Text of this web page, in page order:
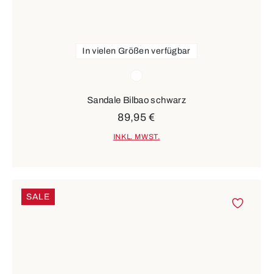
In vielen Größen verfügbar
Sandale Bilbao schwarz
89,95 €
INKL. MWST.
SALE